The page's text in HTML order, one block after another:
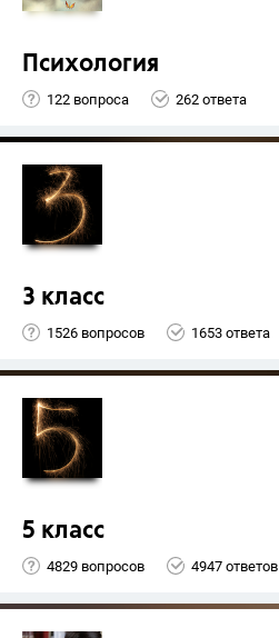
Психология
122 вопроса 262 ответа
3 класс
1526 вопросов 1653 ответа
5 класс
4829 вопросов 4947 ответов